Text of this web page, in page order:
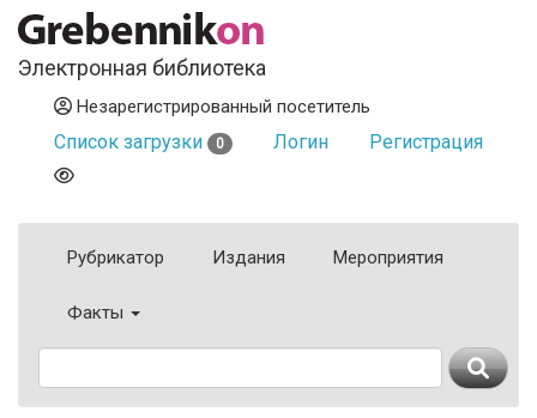
Электронная библиотека
Незарегистрированный посетитель
Список загрузки 0 Логин Регистрация
Рубрикатор Издания Мероприятия
Факты